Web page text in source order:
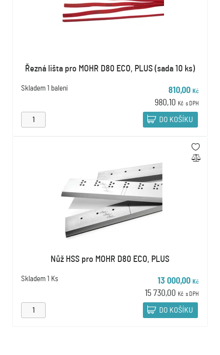
Řezná lišta pro MOHR D80 ECO, PLUS (sada 10 ks)
Skladem 1 balení 810,00 Kč
980,10 Kč s DPH
DO KOŠÍKU
Nůž HSS pro MOHR D80 ECO, PLUS
Skladem 1 Ks 13 000,00 Kč
15 730,00 Kč s DPH
DO KOŠÍKU